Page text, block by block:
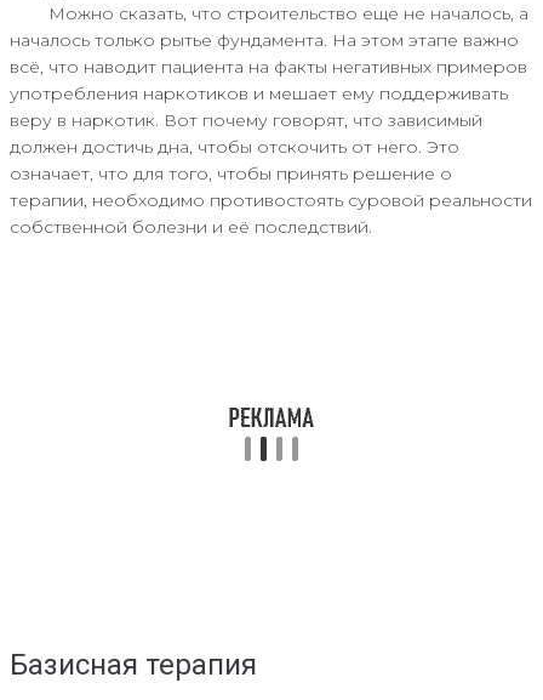
Можно сказать, что строительство еще не началось, а
началось только рытье фундамента. На этом этапе важно
всё, что наводит пациента на факты негативных примеров
употребления наркотиков и мешает ему поддерживать
веру в наркотик. Вот почему говорят, что зависимый
должен достичь дна, чтобы отскочить от него. Это
означает, что для того, чтобы принять решение о
терапии, необходимо противостоять суровой реальности
собственной болезни и её последствий.
Базисная терапия